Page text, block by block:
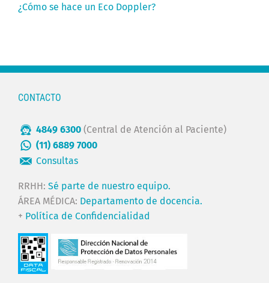
¿Cómo se hace un Eco Doppler?
CONTACTO
4849 6300 (Central de Atención al Paciente)
(11) 6889 7000
Consultas
RRHH: Sé parte de nuestro equipo.
ÁREA MÉDICA: Departamento de docencia.
+ Política de Confidencialidad